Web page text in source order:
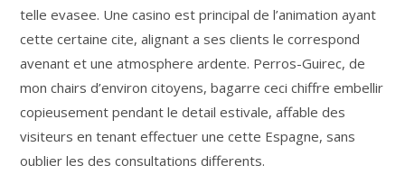
telle evasee. Une casino est principal de l’animation ayant
cette certaine cite, alignant a ses clients le correspond
avenant et une atmosphere ardente. Perros-Guirec, de
mon chairs d’environ citoyens, bagarre ceci chiffre embellir
copieusement pendant le detail estivale, affable des
visiteurs en tenant effectuer une cette Espagne, sans
oublier les des consultations differents.